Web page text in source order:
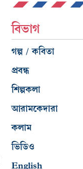
বিভাগ
গল্প / কবিতা
প্রবন্ধ
শিল্পকলা
আরামকেদারা
কলাম
ভিডিও
English